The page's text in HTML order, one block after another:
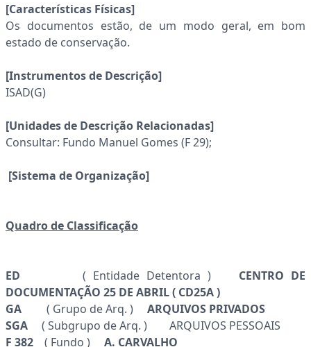
[Características Físicas]
Os documentos estão, de um modo geral, em bom
estado de conservação.
[Instrumentos de Descrição]
ISAD(G)
[Unidades de Descrição Relacionadas]
Consultar: Fundo Manuel Gomes (F 29);
[Sistema de Organização]
Quadro de Classificação
ED ( Entidade Detentora ) CENTRO DE
DOCUMENTAÇÃO 25 DE ABRIL ( CD25A )
GA ( Grupo de Arq. ) ARQUIVOS PRIVADOS
SGA ( Subgrupo de Arq. ) ARQUIVOS PESSOAIS
F 382 ( Fundo ) A. CARVALHO